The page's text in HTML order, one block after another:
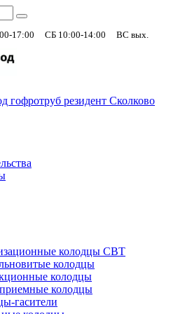
17:00 СБ 10:00-14:00 ВС вых.
колодцы СВТ
колодцы
колодцы
колодцы
гасители